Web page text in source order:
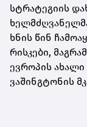
სტრატეგიის
ხნის წინ
რისკები,
ევროპის
ვაშინგტონის